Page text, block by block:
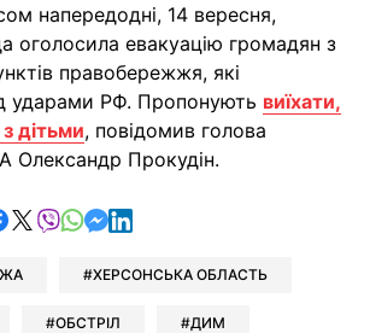
напередодні, 14 вересня,
оголосила евакуацію громадян з
правобережжя, які
ударами РФ. Пропонують виїхати,
дітьми, повідомив голова
Олександр Прокудін.
у Telegram
поділитись у Facebook
поділитись у X
відправити у Viber
відправити у Whatsapp
відправити у Messenger
відправити у LinkedIn
ХЕРСОНСЬКА ОБЛАСТЬ
ОБСТРІЛ ДИМ